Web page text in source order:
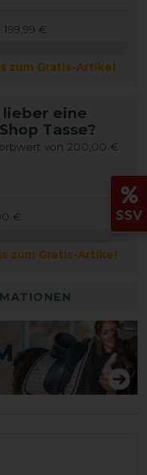
€
zum Gratis-Artikel
lieber eine
Tasse?
von 200,00 €
€
zum Gratis-Artikel
SSV